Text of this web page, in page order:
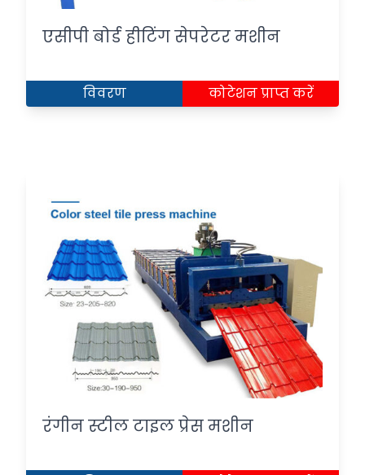
एसीपी बोर्ड हीटिंग सेपरेटर मशीन
विवरण कोटेशन प्राप्त करें
रंगीन स्टील टाइल प्रेस मशीन